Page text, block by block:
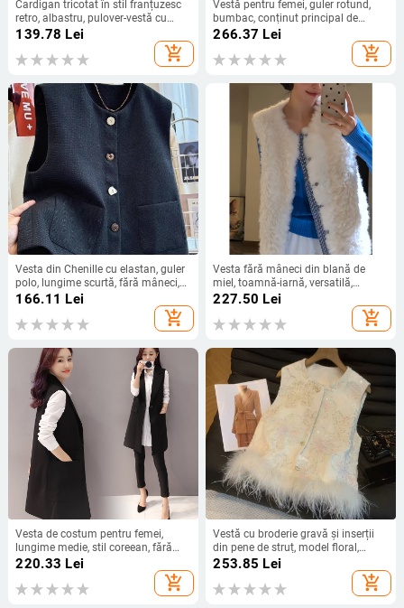
Cardigan tricotat în stil franțuzesc
retro, albastru, pulover-vestă cu
imprimeu desen animat pentru
139.78 Lei
add_shopping_cart
Vestă pentru femei, guler rotund,
bumbac, conținut principal de
material 50–70%, stil urban
(Specificații: guler rotund; bumbac;
conținut 50–70%)
266.37 Lei
add_shopping_cart
Vesta din Chenille cu elastan, guler
polo, lungime scurtă, fără mâneci,
stil Suroră Regală
166.11 Lei
add_shopping_cart
Vesta fără mâneci din blană de
miel, toamnă-iarnă, versatilă,
confortabilă și caldă, stil casual,
227.50 Lei
add_shopping_cart
Vesta de costum pentru femei,
lungime medie, stil coreean, fără
mâneci, țesătură poliester
220.33 Lei
add_shopping_cart
Vestă cu broderie gravă și inserții
din pene de struț, model floral,
material poliester, guler rotund, fără
253.85 Lei
add_shopping_cart